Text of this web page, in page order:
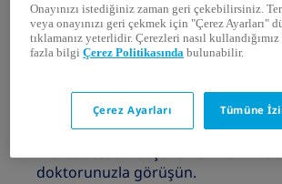
İnsülin tedavisi türleri
Tip 1 diyabet için çeşitli insülin
mevcuttur. Diyabet tedavinizi özel
ve tercihlerinize uygun hale
mevcut tedavi seçenekleri hakkında
doktorunuzla görüşün.
Onayınızı istediğiniz zaman geri çekebilirsiniz.
veya onayınızı geri çekmek için "Çerez Ayarları"
tıklamanız yeterlidir. Çerezleri nasıl
fazla bilgiÇerez Politikasında bulunabilir.
Çerez Ayarları Tümüne